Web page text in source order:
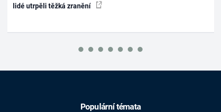
lidé utrpěli těžká zranění
Populární témata